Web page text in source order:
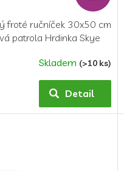
froté ručníček 30x50 cm
patrola Hrdinka Skye
Skladem (>10 ks)
Detail